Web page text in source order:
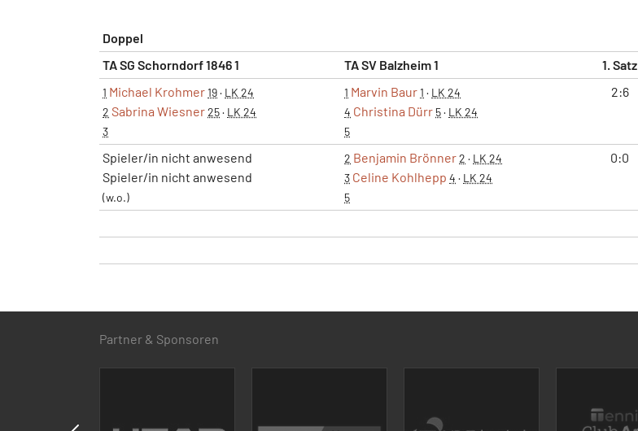
Doppel
TA SG Schorndorf 1846 1
TA SV Balzheim 1 1. Satz
1 Michael Krohmer19· LK 24
2 Sabrina Wiesner25· LK 24
3
1 Marvin Baur1 · LK 24
4 Christina Dürr 5· LK 24
5
2:6
Spieler/in nicht anwesend
Spieler/in nicht anwesend
(w.o.)
2 Benjamin Brönner2 · LK 24
3 Celine Kohlhepp 4 · LK 24
5
0:0
Partner & Sponsoren